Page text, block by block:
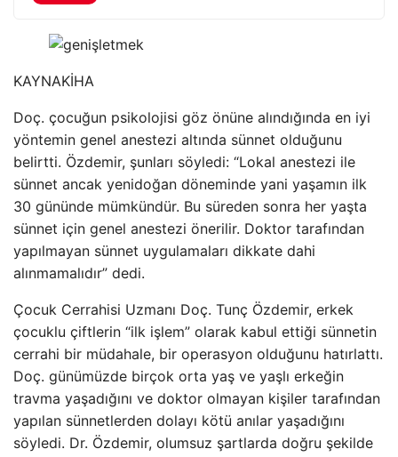
KAYNAKİHA
Doç. çocuğun psikolojisi göz önüne alındığında en iyi
yöntemin genel anestezi altında sünnet olduğunu
belirtti. Özdemir, şunları söyledi: “Lokal anestezi ile
sünnet ancak yenidoğan döneminde yani yaşamın ilk
30 gününde mümkündür. Bu süreden sonra her yaşta
sünnet için genel anestezi önerilir. Doktor tarafından
yapılmayan sünnet uygulamaları dikkate dahi
alınmamalıdır” dedi.
Çocuk Cerrahisi Uzmanı Doç. Tunç Özdemir, erkek
çocuklu çiftlerin “ilk işlem” olarak kabul ettiği sünnetin
cerrahi bir müdahale, bir operasyon olduğunu hatırlattı.
Doç. günümüzde birçok orta yaş ve yaşlı erkeğin
travma yaşadığını ve doktor olmayan kişiler tarafından
yapılan sünnetlerden dolayı kötü anılar yaşadığını
söyledi. Dr. Özdemir, olumsuz şartlarda doğru şekilde